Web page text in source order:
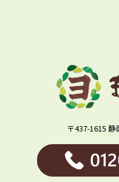
〒437-1615